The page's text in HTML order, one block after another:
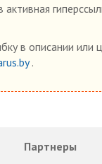
в описании или
.
Партнеры